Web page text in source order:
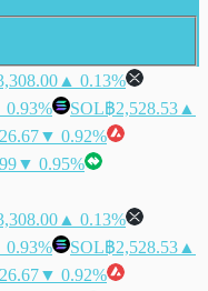
▲ 0.13%
SOL฿2,528.53 ▲
▼ 0.92%
▼ 0.95%
▲ 0.13%
SOL฿2,528.53 ▲
▼ 0.92%